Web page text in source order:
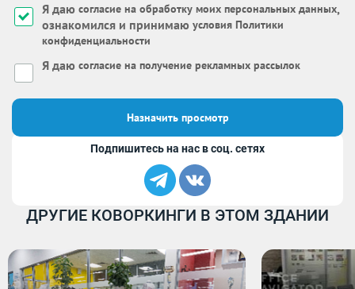
Я даю согласие на обработку моих персональных данных,
ознакомился и принимаю условия Политики
конфиденциальности
Я даю согласие на получение рекламных рассылок
Назначить просмотр
Подпишитесь на нас в соц. сетях
ДРУГИЕ КОВОРКИНГИ В ЭТОМ ЗДАНИИ